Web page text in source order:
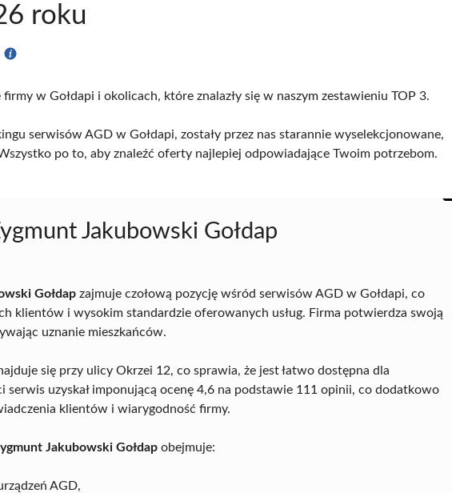
roku
w Gołdapi i okolicach, które znalazły się w naszym zestawieniu TOP 3.
serwisów AGD w Gołdapi, zostały przez nas starannie wyselekcjonowane,
po to, aby znaleźć oferty najlepiej odpowiadające Twoim potrzebom.
Jakubowski Gołdap
Gołdap zajmuje czołową pozycję wśród serwisów AGD w Gołdapi, co
klientów i wysokim standardzie oferowanych usług. Firma potwierdza swoją
uznanie mieszkańców.
się przy ulicy Okrzei 12, co sprawia, że jest łatwo dostępna dla
serwis uzyskał imponującą ocenę 4,6 na podstawie 111 opinii, co dodatkowo
klientów i wiarygodność firmy.
Jakubowski Gołdap obejmuje:
AGD,